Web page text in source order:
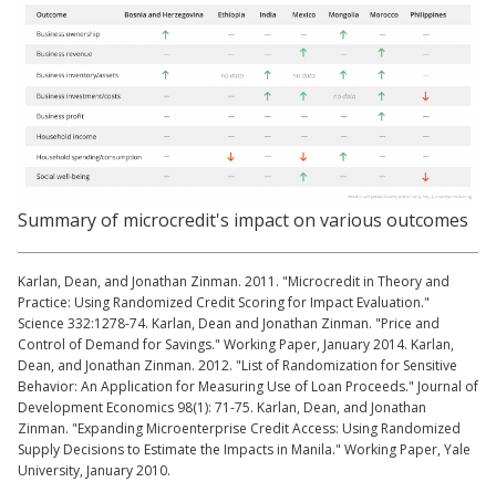
Summary of microcredit's impact on various outcomes
Karlan, Dean, and Jonathan Zinman. 2011. "Microcredit in Theory and
Practice: Using Randomized Credit Scoring for Impact Evaluation."
Science 332:1278-74. Karlan, Dean and Jonathan Zinman. "Price and
Control of Demand for Savings." Working Paper, January 2014. Karlan,
Dean, and Jonathan Zinman. 2012. "List of Randomization for Sensitive
Behavior: An Application for Measuring Use of Loan Proceeds." Journal of
Development Economics 98(1): 71-75. Karlan, Dean, and Jonathan
Zinman. "Expanding Microenterprise Credit Access: Using Randomized
Supply Decisions to Estimate the Impacts in Manila." Working Paper, Yale
University, January 2010.